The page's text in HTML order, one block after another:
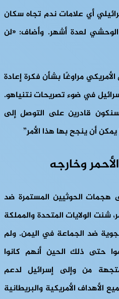
أي علامات ندم تجاه سكان
لعدة أشهر. وأضاف: «لن
مراوغًا بشأن فكرة إعادة
في ضوء تصريحات نتنياهو.
قادرين على التوصل إلى
أن ينجح بها هذا الأمر”
وخارجه
هجمات الحوثيين المستمرة ضد
شنت الولايات المتحدة والمملكة
ضد الجماعة في اليمن. ولم
حتى ذلك الحين أنهم كانوا
من وإلى إسرائيل لدعم
الأمريكية والبريطانية